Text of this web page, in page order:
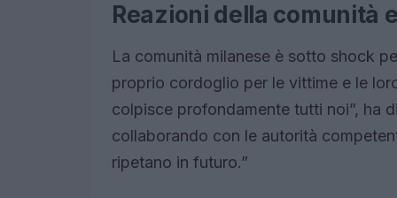
Reazioni della comunità
La comunità milanese è sotto shock
proprio cordoglio per le vittime e le
colpisce profondamente tutti noi”, ha
collaborando con le autorità
ripetano in futuro.”